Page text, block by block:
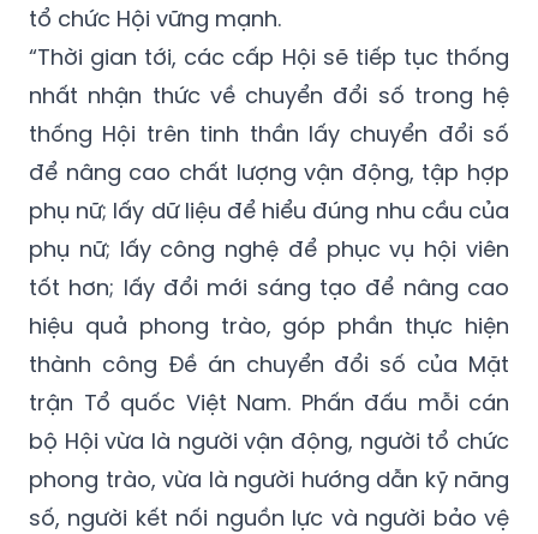
tổ chức Hội vững mạnh.
“Thời gian tới, các cấp Hội sẽ tiếp tục thống
nhất nhận thức về chuyển đổi số trong hệ
thống Hội trên tinh thần lấy chuyển đổi số
để nâng cao chất lượng vận động, tập hợp
phụ nữ; lấy dữ liệu để hiểu đúng nhu cầu của
phụ nữ; lấy công nghệ để phục vụ hội viên
tốt hơn; lấy đổi mới sáng tạo để nâng cao
hiệu quả phong trào, góp phần thực hiện
thành công Đề án chuyển đổi số của Mặt
trận Tổ quốc Việt Nam. Phấn đấu mỗi cán
bộ Hội vừa là người vận động, người tổ chức
phong trào, vừa là người hướng dẫn kỹ năng
số, người kết nối nguồn lực và người bảo vệ